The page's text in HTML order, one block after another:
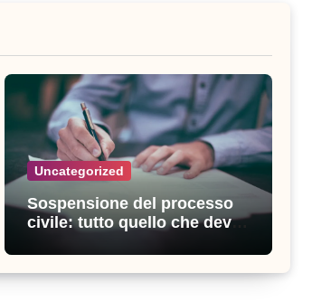
Uncategorized
Sospensione del processo
civile: tutto quello che devi